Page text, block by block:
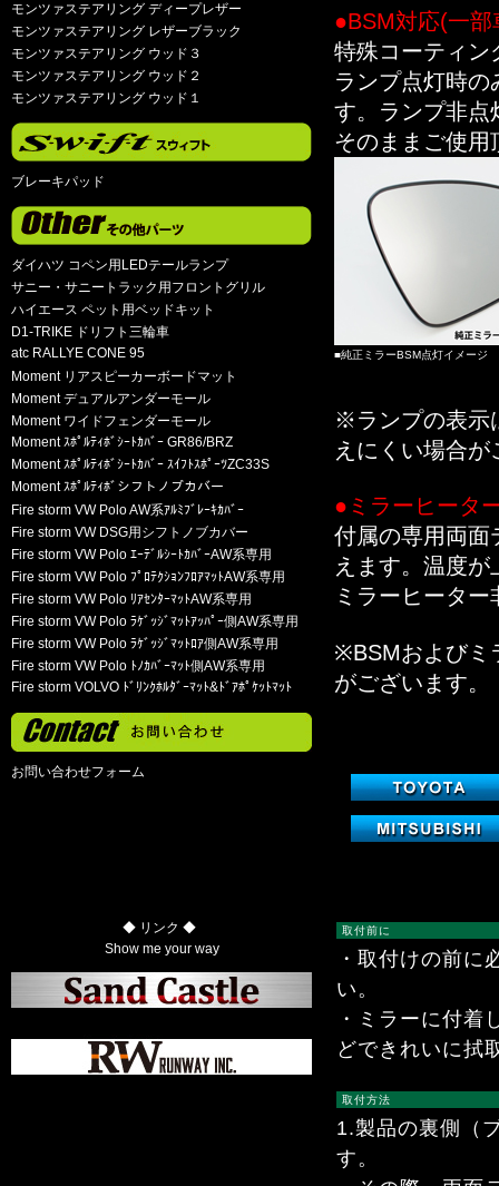
モンツァステアリング ディープレザー
モンツァステアリング レザーブラック
モンツァステアリング ウッド３
モンツァステアリング ウッド２
モンツァステアリング ウッド１
ブレーキパッド
ダイハツ コペン用LEDテールランプ
サニー・サニートラック用フロントグリル
ハイエース ペット用ベッドキット
D1-TRIKE ドリフト三輪車
atc RALLYE CONE 95
Moment リアスピーカーボードマット
Moment デュアルアンダーモール
Moment ワイドフェンダーモール
Moment ｽﾎﾟﾙﾃｨﾎﾞｼｰﾄｶﾊﾞｰ GR86/BRZ
Moment ｽﾎﾟﾙﾃｨﾎﾞｼｰﾄｶﾊﾞｰ ｽｲﾌﾄｽﾎﾟｰﾂZC33S
Moment ｽﾎﾟﾙﾃｨﾎﾞシフトノブカバー
Fire storm VW Polo AW系ｱﾙﾐﾌﾞﾚｰｷｶﾊﾞｰ
Fire storm VW DSG用シフトノブカバー
Fire storm VW Polo ｴｰﾃﾞﾙｼｰﾄｶﾊﾞｰAW系専用
Fire storm VW Polo ﾌﾟﾛﾃｸｼｮﾝﾌﾛｱﾏｯﾄAW系専用
Fire storm VW Polo ﾘｱｾﾝﾀｰﾏｯﾄAW系専用
Fire storm VW Polo ﾗｹﾞｯｼﾞﾏｯﾄｱｯﾊﾟｰ側AW系専用
Fire storm VW Polo ﾗｹﾞｯｼﾞﾏｯﾄﾛｱ側AW系専用
Fire storm VW Polo ﾄﾉｶﾊﾞｰﾏｯﾄ側AW系専用
Fire storm VOLVO ﾄﾞﾘﾝｸﾎﾙﾀﾞｰﾏｯﾄ&ﾄﾞｱﾎﾟｹｯﾄﾏｯﾄ
お問い合わせフォーム
◆ リンク ◆
Show me your way
●BSM対応(一部
特殊コーティン
ランプ点灯時
す。ランプ非点
そのままご使用
■純正ミラーBSM点灯イメージ
※ランプの表示
えにくい場合が
●ミラーヒータ
付属の専用両面
えます。温度
ミラーヒータ
※BSMおよびミ
がございます。
取付前に
・取付けの前に
い。
・ミラーに付着
どできれいに拭
取付方法
1.製品の裏側（
す。